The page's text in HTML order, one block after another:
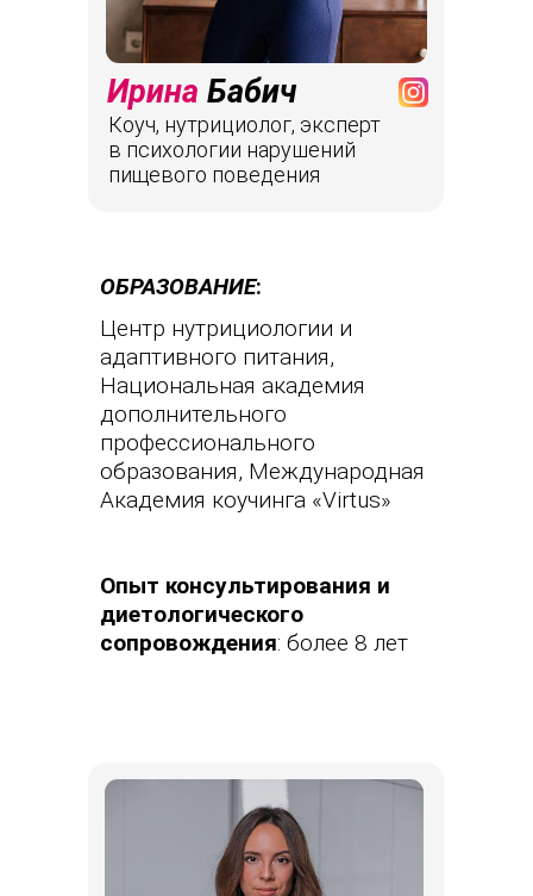
Ирина Бабич
Коуч, нутрициолог, эксперт
в психологии нарушений
пищевого поведения
ОБРАЗОВАНИЕ:
Центр нутрициологии и
адаптивного питания,
Национальная академия
дополнительного
профессионального
образования, Международная
Академия коучинга «Virtus»
Опыт консультирования и
диетологического
сопровождения: более 8 лет